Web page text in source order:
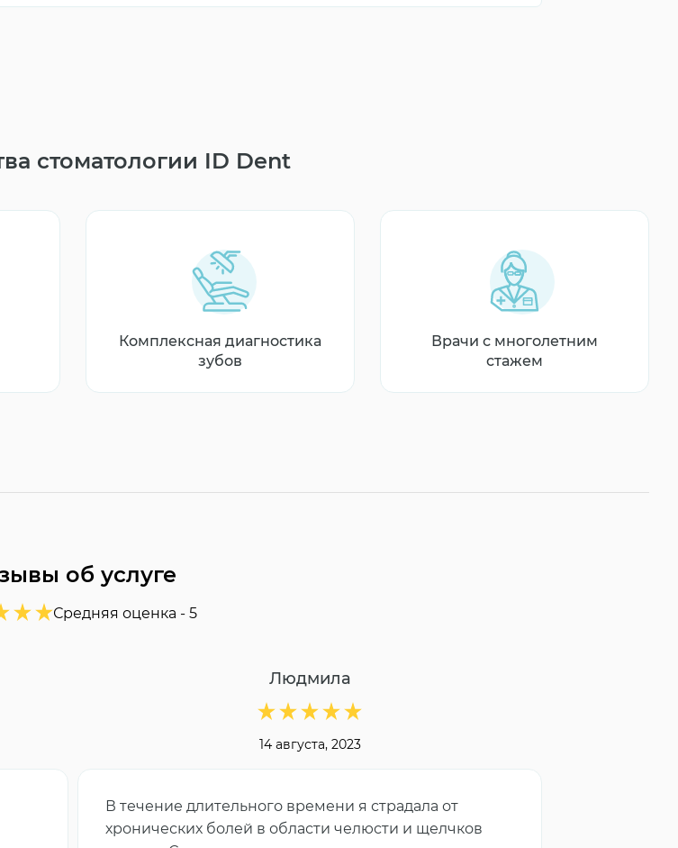
стоматологии ID Dent
Комплексная диагностика
зубов
Врачи с многолетним
стажем
об услуге
Средняя оценка - 5
Людмила
14 августа, 2023
В течение длительного времени я страдала от
хронических болей в области челюсти и щелчков